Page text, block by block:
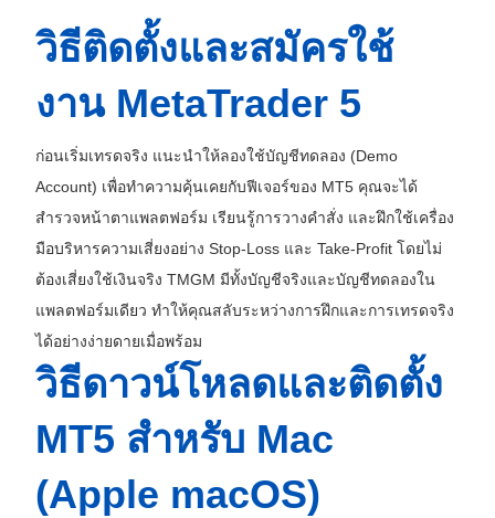
วิธีติดตั้งและสมัครใช้
งาน MetaTrader 5
ก่อนเริ่มเทรดจริง แนะนำให้ลองใช้บัญชีทดลอง (Demo
Account) เพื่อทำความคุ้นเคยกับฟีเจอร์ของ MT5 คุณจะได้
สำรวจหน้าตาแพลตฟอร์ม เรียนรู้การวางคำสั่ง และฝึกใช้เครื่อง
มือบริหารความเสี่ยงอย่าง Stop-Loss และ Take-Profit โดยไม่
ต้องเสี่ยงใช้เงินจริง TMGM มีทั้งบัญชีจริงและบัญชีทดลองใน
แพลตฟอร์มเดียว ทำให้คุณสลับระหว่างการฝึกและการเทรดจริง
ได้อย่างง่ายดายเมื่อพร้อม
วิธีดาวน์โหลดและติดตั้ง
MT5 สำหรับ Mac
(Apple macOS)